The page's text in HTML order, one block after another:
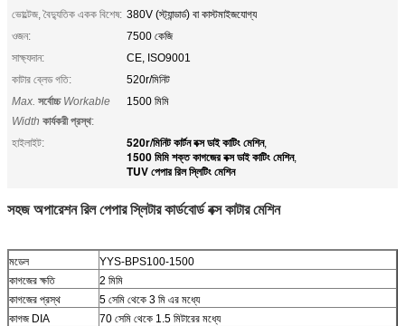
ভোল্টেজ, বৈদ্যুতিক একক বিশেষ: 380V (স্ট্যান্ডার্ড) বা কাস্টমাইজযোগ্য
ওজন:
7500 কেজি
সাক্ষ্যদান:
CE, ISO9001
কাটার ব্লেড গতি:
520r/মিনিট
Max. সর্বোচ্চ Workable
Width কার্যকরী প্রস্থ:
1500 মিমি
হাইলাইট: 520r/মিনিট কার্টন বক্স ডাই কাটিং মেশিন,
1500 মিমি শক্ত কাগজের বক্স ডাই কাটিং মেশিন,
TUV পেপার রিল স্লিটিং মেশিন
সহজ অপারেশন রিল পেপার স্লিটার কার্ডবোর্ড বক্স কাটার মেশিন
মডেল
YYS-BPS100-1500
কাগজের ক্ষতি
2 মিমি
কাগজের প্রস্থ
5 সেমি থেকে 3 মি এর মধ্যে
কাগজ DIA
70 সেমি থেকে 1.5 মিটারের মধ্যে